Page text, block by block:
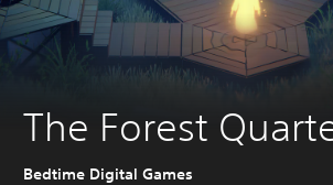
The Forest
Bedtime Digital Games